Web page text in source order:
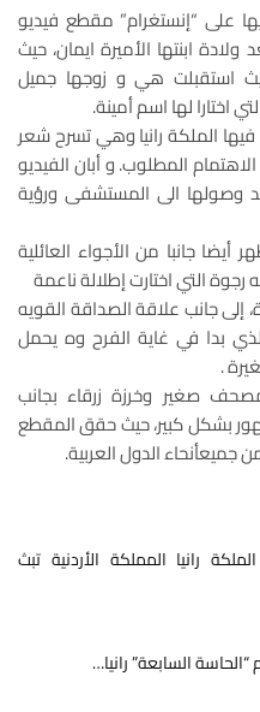
على “إنستغرام” مقطع فيديو
ولادة ابنتها الأميرة ايمان، حيث
استقبلت هي و زوجها جميل
اختارا لها اسم أمينة.
الملكة رانيا وهي تسرح شعر
المطلوب. و أبان الفيديو
وصولها الى المستشفى ورؤية
أيضا جانبا من الأجواء العائلية
التي اختارت إطلالة ناعمة
إلى جانب علاقة الصداقة القويه
بدا في غاية الفرح وه يحمل
.
صغير وخرزة زرقاء بجانب
بشكل كبير، حيث حقق المقطع
جميعأنحاء الدول العربية.
رانيا المملكة الأردنية تبث
السابعة” رانيا…